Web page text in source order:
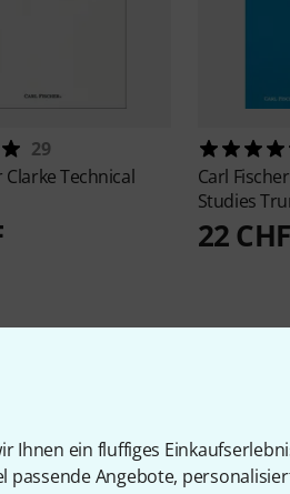
Ihnen ein fluffiges
passende Angebote,
29
Clarke Technical
Carl
Studies
22 CHF